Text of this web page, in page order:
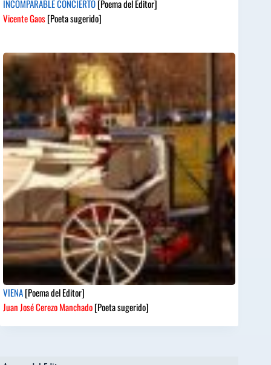
INCOMPARABLE CONCIERTO[Poema del Editor]
Vicente Gaos[Poeta sugerido]
VIENA[Poema del Editor]
Juan José Cerezo Manchado[Poeta sugerido]